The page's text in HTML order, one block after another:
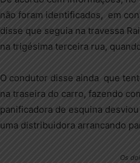
não foram identificados, em
disse que seguia na travessa
na trigésima terceira rua,
O condutor disse ainda que
na traseira do carro, fazendo
panificadora de esquina
uma distribuidora arrancando
Os